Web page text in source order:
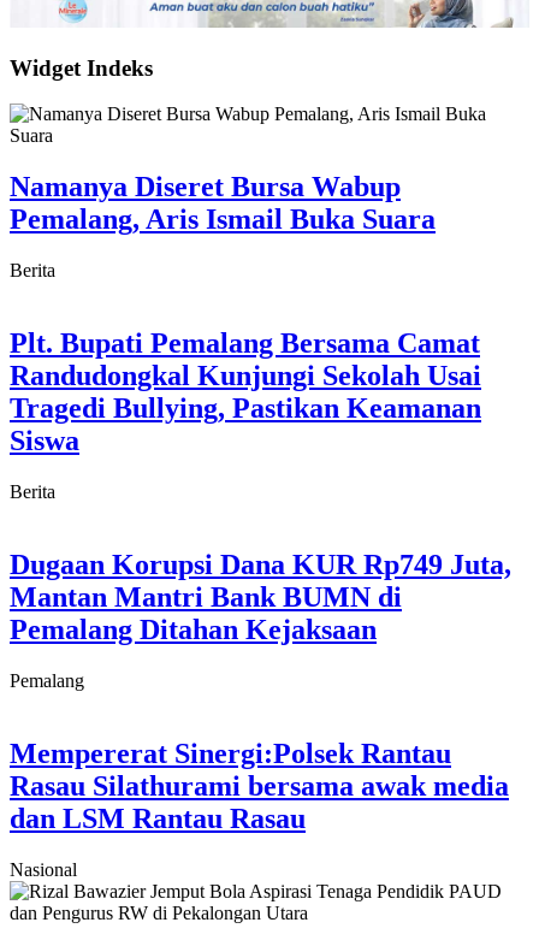
Widget Indeks
Namanya Diseret Bursa Wabup
Pemalang, Aris Ismail Buka Suara
Berita
Plt. Bupati Pemalang Bersama Camat
Randudongkal Kunjungi Sekolah Usai
Tragedi Bullying, Pastikan Keamanan
Siswa
Berita
Dugaan Korupsi Dana KUR Rp749 Juta,
Mantan Mantri Bank BUMN di
Pemalang Ditahan Kejaksaan
Pemalang
Mempererat Sinergi:Polsek Rantau
Rasau Silathurami bersama awak media
dan LSM Rantau Rasau
Nasional